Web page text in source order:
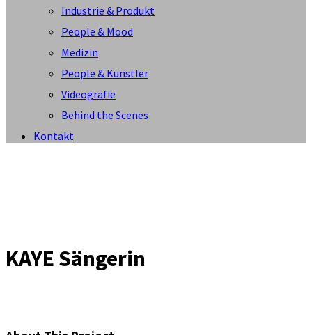
Industrie & Produkt
People & Mood
Medizin
People & Künstler
Videografie
Behind the Scenes
Kontakt
KAYE Sängerin